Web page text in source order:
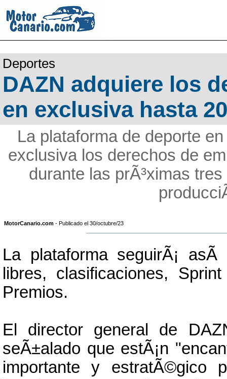
Deportes
DAZN adquiere los
en exclusiva hasta
La plataforma de deporte
exclusiva los derechos de
durante las prÃ³ximas
MotorCanario.com - Publicado el 30/octubre/23
La plataforma seguirÃ¡ asÃ­
libres, clasificaciones,
Premios.
El director general de
seÃ±alado que estÃ¡n
importante y estratÃ©gico